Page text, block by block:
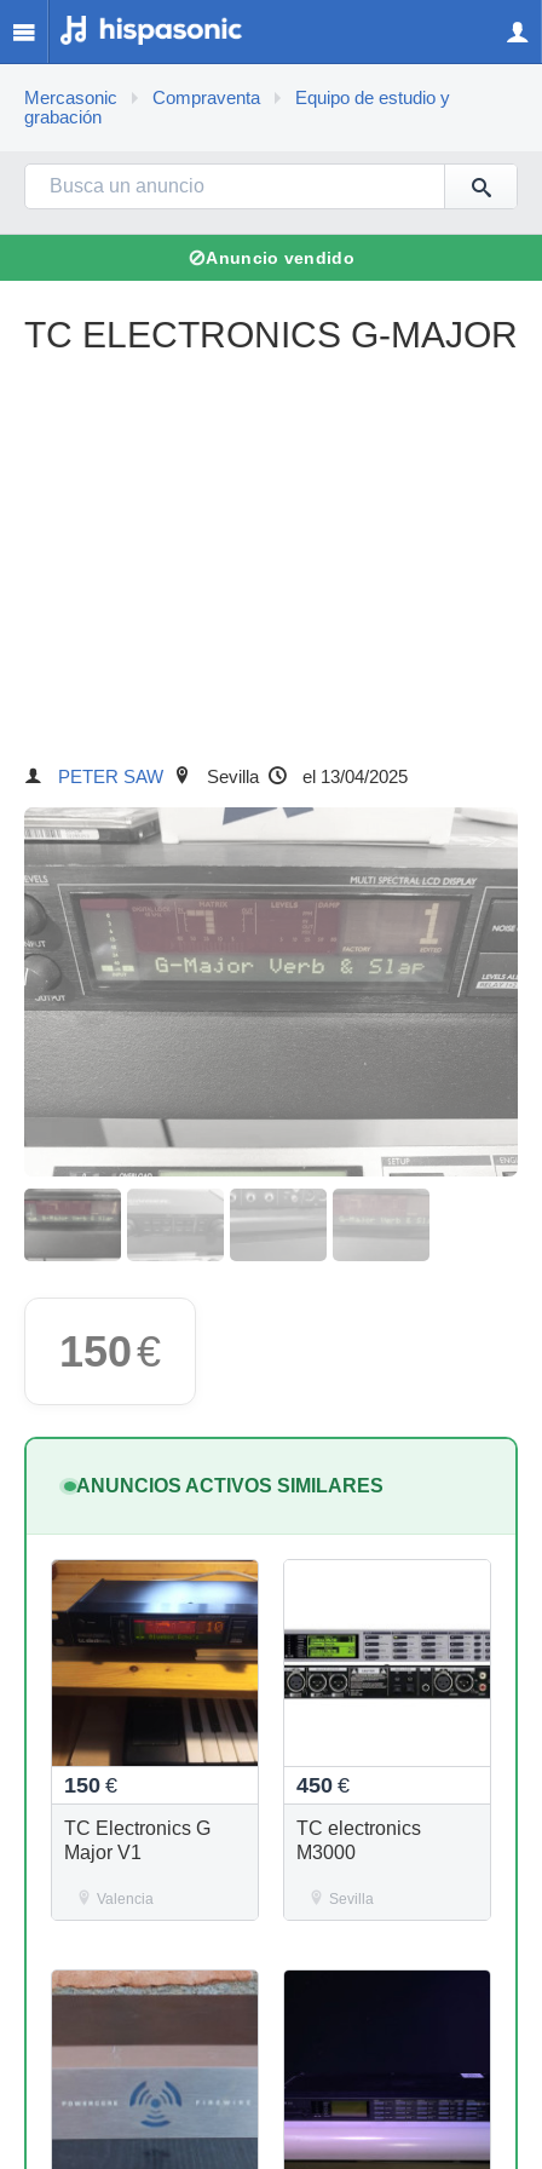
Mercasonic Compraventa
Equipo de estudio y
grabación
⊘Anuncio vendido
TC ELECTRONICS G-MAJOR
PETER SAW Sevilla el 13/04/2025
150€
ANUNCIOS ACTIVOS SIMILARES
150 €
TC Electronics G
Major V1
Valencia
450 €
TC electronics
M3000
Sevilla